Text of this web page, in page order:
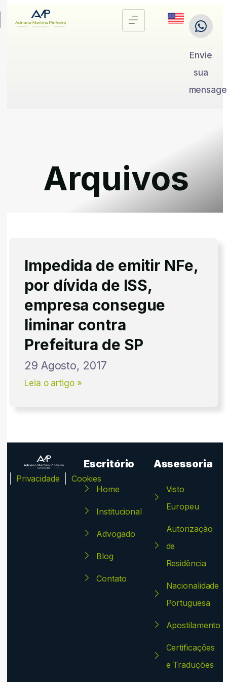
Envie
sua
Arquivos
Impedida de emitir NFe,
por dívida de ISS,
empresa consegue
liminar contra
Prefeitura de SP
29 Agosto, 2017
Leia o artigo »
Privacidade Cookies
Escritório
Home
Institucional
Advogado
Blog
Contato
Assessoria
Visto
Europeu
Autorização
de
Residência
Nacionalidade
Portuguesa
Apostilamento
Certificações
e Traduções